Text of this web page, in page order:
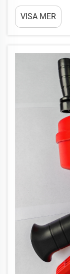
förhindra
spiralformat
VISA MER